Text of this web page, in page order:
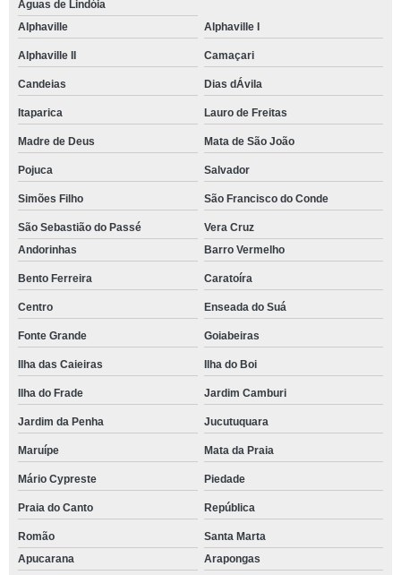
Águas de Lindóia
Alphaville
Alphaville I
Alphaville II Camaçari
Candeias Dias dÁvila
Itaparica Lauro de Freitas
Madre de Deus Mata de São João
Pojuca Salvador
Simões Filho São Francisco do Conde
São Sebastião do Passé
Vera Cruz
Andorinhas
Barro Vermelho
Bento Ferreira Caratoíra
Centro Enseada do Suá
Fonte Grande Goiabeiras
Ilha das Caieiras Ilha do Boi
Ilha do Frade Jardim Camburi
Jardim da Penha Jucutuquara
Maruípe Mata da Praia
Mário Cypreste Piedade
Praia do Canto República
Romão
Santa Marta
Apucarana
Arapongas